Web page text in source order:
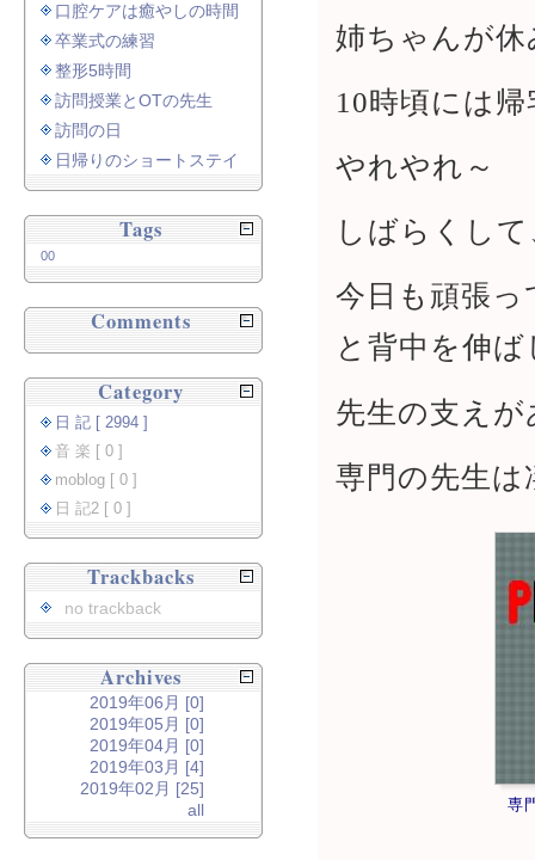
姉ちゃんが
10時頃には
やれやれ～
しばらくし
今日も頑張
と背中を伸
先生の支え
専門の先生は
専
口腔ケアは癒やしの時間
卒業式の練習
整形5時間
訪問授業とOTの先生
訪問の日
日帰りのショートステイ
Tags
00
Comments
Category
日 記 [ 2994 ]
音 楽 [ 0 ]
moblog [ 0 ]
日 記2 [ 0 ]
Trackbacks
no trackback
Archives
2019年06月 [0]
2019年05月 [0]
2019年04月 [0]
2019年03月 [4]
2019年02月 [25]
all